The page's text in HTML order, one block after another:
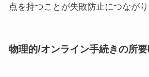
点を持つことが失敗防止につながり
物理的/オンライン手続きの所要